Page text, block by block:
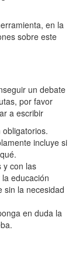
en la
sobre este
un debate
por favor
a escribir
incluye si
y con las
educación
sin la necesidad
en duda la